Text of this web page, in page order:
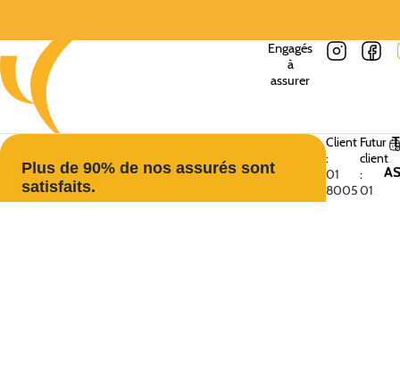
Engagés
à
assurer
Plus de 90% de nos assurés sont
satisfaits.
Client
:
01
8005
Futur
client
:
01